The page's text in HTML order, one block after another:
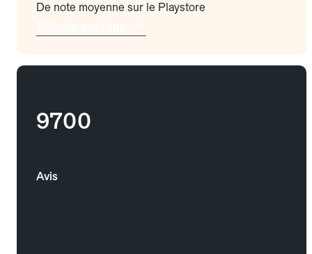
De note moyenne sur le Playstore
9700
Avis